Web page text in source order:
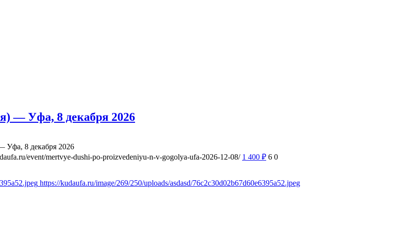
— Уфа, 8 декабря 2026
8 декабря 2026
event/mertvye-dushi-po-proizvedeniyu-n-v-gogolya-ufa-2026-12-08/ 1 400 ₽ 6 0
https://kudaufa.ru/image/269/250/uploads/asdasd/76c2c30d02b67d60e6395a52.jpeg